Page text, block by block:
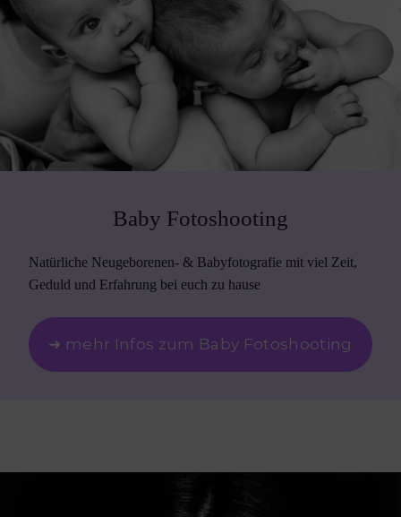
Baby Fotoshooting
Natürliche Neugeborenen- & Babyfotografie mit viel Zeit,
Geduld und Erfahrung bei euch zu hause
➜ mehr Infos zum Baby Fotoshooting